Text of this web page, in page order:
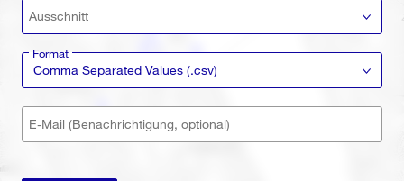
Ausschnitt
Format
Comma Separated Values (.csv)
E-Mail (Benachrichtigung, optional)